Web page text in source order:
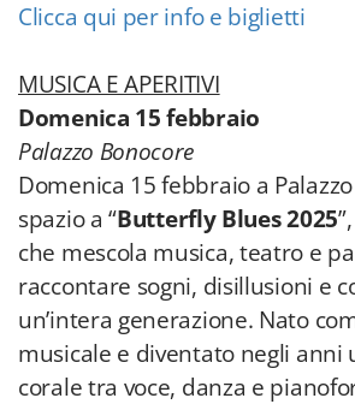
Clicca qui per info e biglietti
MUSICA E APERITIVI
Domenica 15 febbraio
Palazzo Bonocore
Domenica 15 febbraio a
spazio a “Butterfly Blues 2025
che mescola musica, teatro e
raccontare sogni, disillusioni e
un’intera generazione. Nato
musicale e diventato negli anni
corale tra voce, danza e